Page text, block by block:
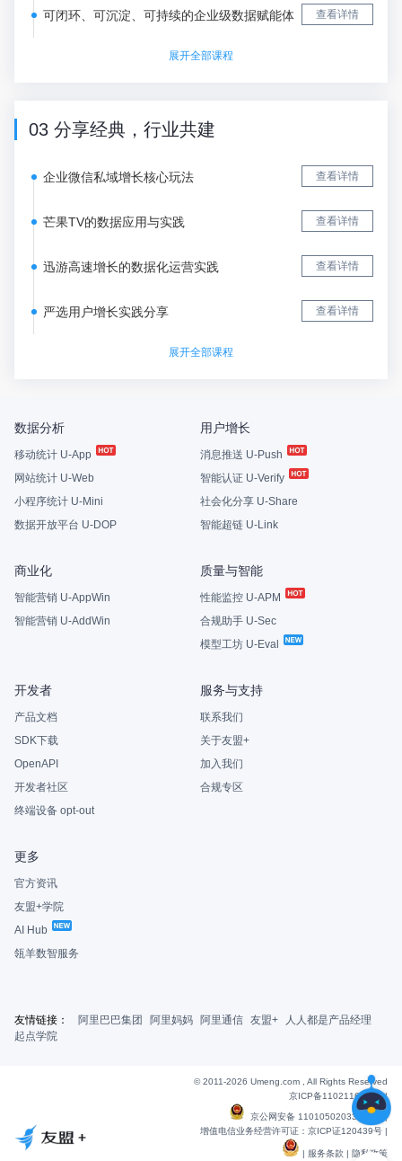
查看详情
可闭环、可沉淀、可持续的企业级数据赋能体
展开全部课程
03 分享经典，行业共建
查看详情
企业微信私域增长核心玩法
查看详情
芒果TV的数据应用与实践
查看详情
迅游高速增长的数据化运营实践
查看详情
严选用户增长实践分享
展开全部课程
数据分析
移动统计 U-App
网站统计 U-Web
小程序统计 U-Mini
数据开放平台 U-DOP
用户增长
消息推送 U-Push
智能认证 U-Verify
社会化分享 U-Share
智能超链 U-Link
商业化
智能营销 U-AppWin
智能营销 U-AddWin
质量与智能
性能监控 U-APM
合规助手 U-Sec
模型工坊 U-Eval
开发者
产品文档
SDK下载
OpenAPI
开发者社区
终端设备 opt-out
服务与支持
联系我们
关于友盟+
加入我们
合规专区
更多
官方资讯
友盟+学院
AI Hub
瓴羊数智服务
友情链接： 阿里巴巴集团 阿里妈妈 阿里通信 友盟+
人人都是产品经理
起点学院
© 2011-2026 Umeng.com , All Rights Reserved
京ICP备11021163号-6|
京公网安备 11010502033607号
|
增值电信业务经营许可证：京ICP证120439号 |
| 服务条款 | 隐私政策